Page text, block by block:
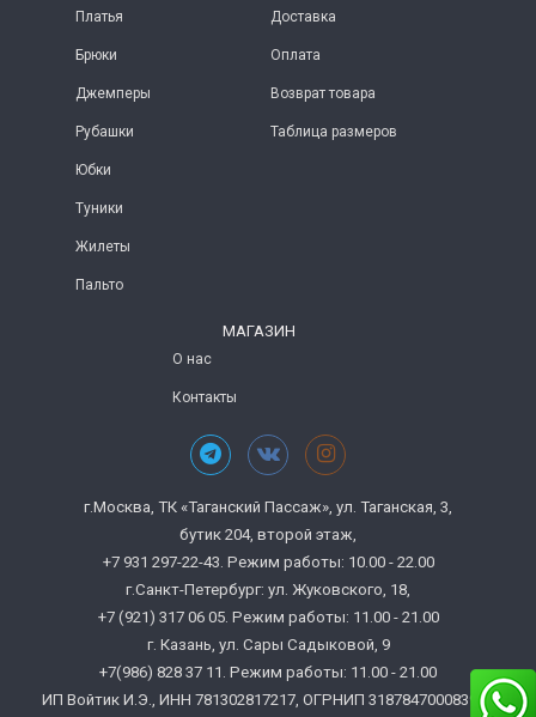
Платья
Брюки
Джемперы
Рубашки
Юбки
Туники
Жилеты
Пальто
Доставка
Оплата
Возврат товара
Таблица размеров
МАГАЗИН
О нас
Контакты
г.Москва, ТК «Таганский Пассаж», ул. Таганская, 3,
бутик 204, второй этаж,
+7 931 297-22-43. Режим работы: 10.00 - 22.00
г.Санкт-Петербург: ул. Жуковского, 18,
+7 (921) 317 06 05. Режим работы: 11.00 - 21.00
г. Казань, ул. Сары Садыковой, 9
+7(986) 828 37 11. Режим работы: 11.00 - 21.00
ИП Войтик И.Э., ИНН 781302817217, ОГРНИП 318784700083972